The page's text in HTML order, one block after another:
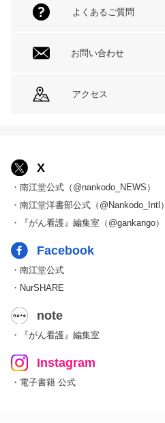
よくあるご質問
お問い合わせ
アクセス
X
・南江堂公式（@nankodo_NEWS）
・南江堂洋書部公式（@Nankodo_Intl）
・『がん看護』編集室（@gankango）
Facebook
・南江堂公式
・NurSHARE
note
・『がん看護』編集室
Instagram
・電子書籍 公式